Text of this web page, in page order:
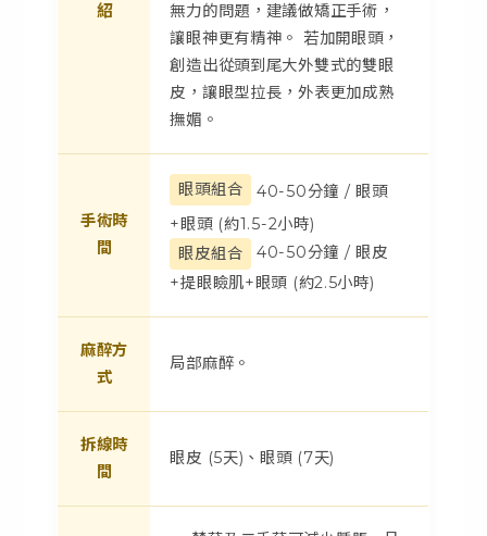
紹
無力的問題，建議做矯正手術，
讓眼神更有精神。 若加開眼頭，
創造出從頭到尾大外雙式的雙眼
皮，讓眼型拉長，外表更加成熟
撫媚。
手術時
間
眼頭組合
40-50分鐘 / 眼頭
+眼頭 (約1.5-2小時)
眼皮組合
40-50分鐘 / 眼皮
+提眼瞼肌+眼頭 (約2.5小時)
麻醉方
式
局部麻醉。
拆線時
間
眼皮 (5天)、眼頭 (7天)